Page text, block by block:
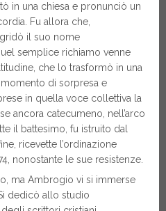
in una chiesa e pronunciò un
Fu allora che,
il suo nome
semplice richiamo venne
che lo trasformò in una
di sorpresa e
in quella voce collettiva la
ancora catecumeno, nell’arco
il battesimo, fu istruito dal
ricevette l’ordinazione
nonostante le sue resistenze.
ma Ambrogio vi si immerse
dedicò allo studio